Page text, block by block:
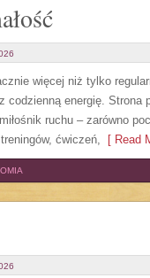
więcej niż tylko
codzienną energię.
ruchu – zarówno
ćwiczeń, [ Read